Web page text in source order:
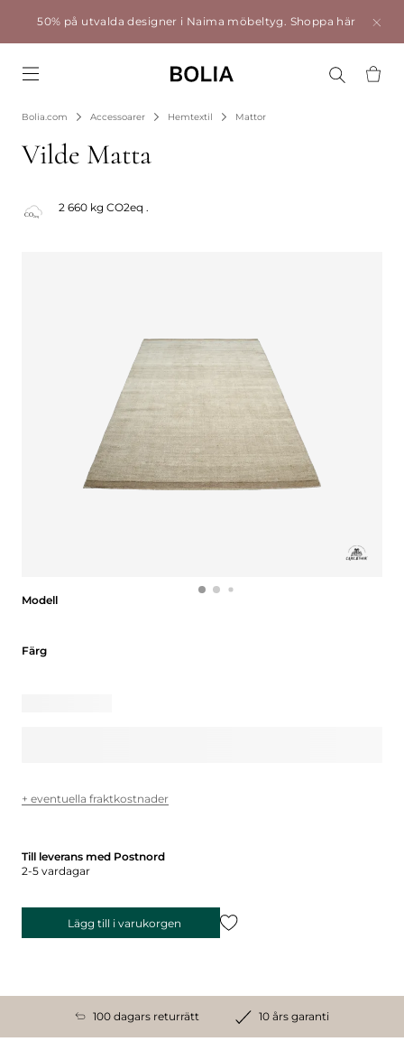
50% på utvalda designer i Naima möbeltyg. Shoppa här
Bolia.com Accessoarer Hemtextil Mattor
Vilde Matta
2 660 kg CO2eq .
Modell
Färg
+ eventuella fraktkostnader
Till leverans med Postnord
2-5 vardagar
Lägg till i varukorgen
100 dagars returrätt 10 års garanti